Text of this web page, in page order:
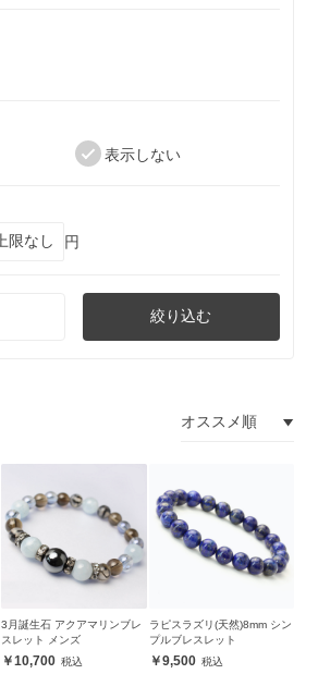
表示しない
円
絞り込む
3月誕生石 アクアマリンブレ
スレット メンズ
10,700
ラピスラズリ(天然)8mm シン
プルブレスレット
9,500